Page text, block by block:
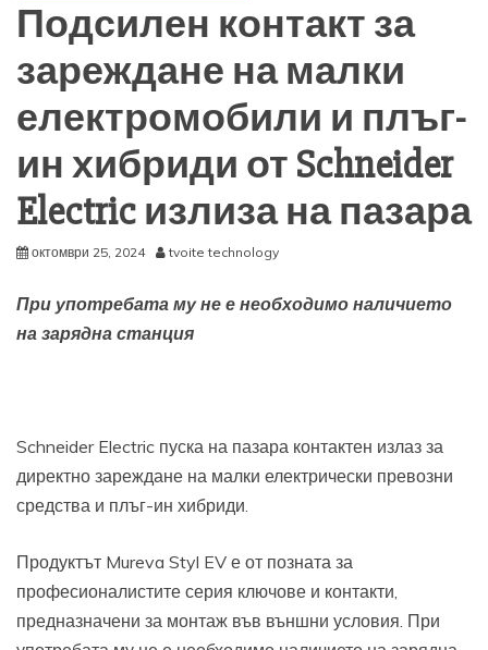
Подсилен контакт за
зареждане на малки
електромобили и плъг-
ин хибриди от Schneider
Electric излиза на пазара
октомври 25, 2024 tvoite technology
При употребата му не е необходимо наличието
на зарядна станция
Schneider Electric пуска на пазара контактен излаз за
директно зареждане на малки електрически превозни
средства и плъг-ин хибриди.
Продуктът Mureva Styl EV е от позната за
професионалистите серия ключове и контакти,
предназначени за монтаж във външни условия. При